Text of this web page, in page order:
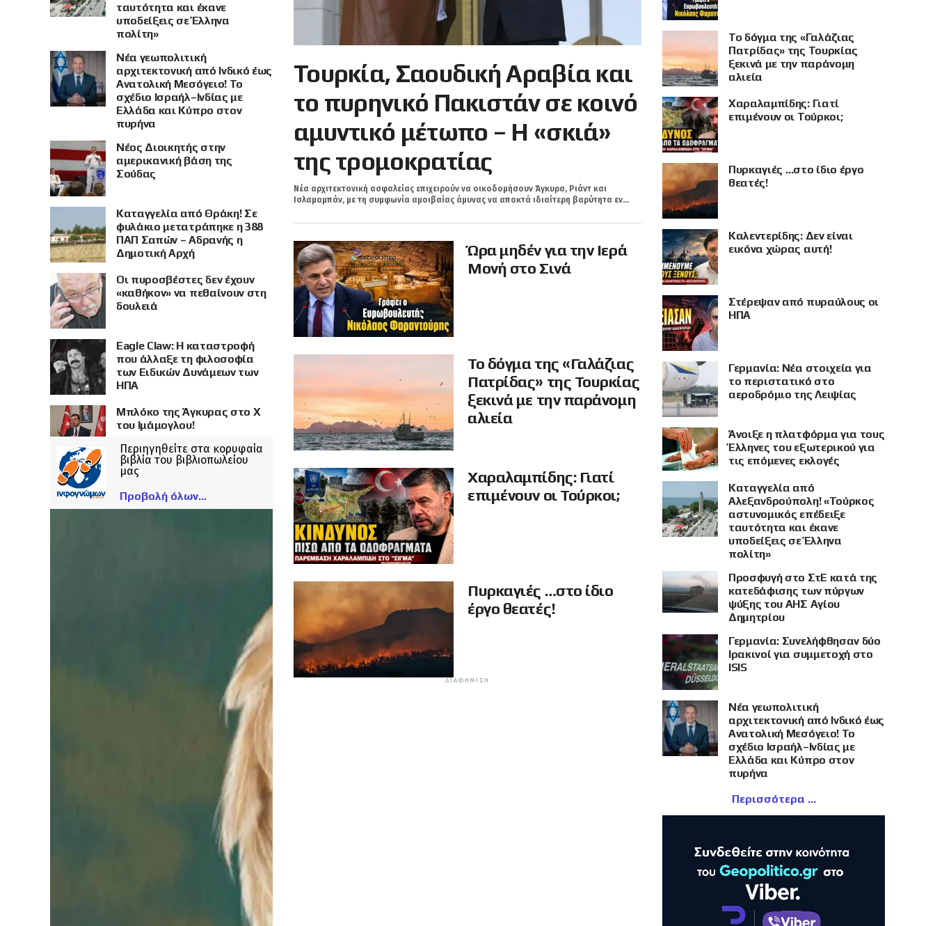
Τουρκία, Σαουδική Αραβία και
το πυρηνικό Πακιστάν σε κοινό
αμυντικό μέτωπο – Η «σκιά»
της τρομοκρατίας
Νέα αρχιτεκτονική ασφαλείας επιχειρούν να οικοδομήσουν Άγκυρα, Ριάντ και
Ισλαμαμπάν, με τη συμφωνία αμοιβαίας άμυνας να αποκτά ιδιαίτερη βαρύτητα εν...
Ώρα μηδέν για την Ιερά
Μονή στο Σινά
Το δόγμα της «Γαλάζιας
Πατρίδας» της Τουρκίας
ξεκινά με την παράνομη
αλιεία
Χαραλαμπίδης: Γιατί
επιμένουν οι Τούρκοι;
Πυρκαγιές …στο ίδιο
έργο θεατές!
ΔΙΑΦΉΜΙΣΗ
ταυτότητα και έκανε
υποδείξεις σε Έλληνα
πολίτη»
Νέα γεωπολιτική
αρχιτεκτονική από Ινδικό έως
Ανατολική Μεσόγειο! Το
σχέδιο Ισραήλ–Ινδίας με
Ελλάδα και Κύπρο στον
πυρήνα
Νέος Διοικητής στην
αμερικανική βάση της
Σούδας
Καταγγελία από Θράκη! Σε
φυλάκιο μετατράπηκε η 388
ΠΑΠ Σαπών – Αδρανής η
Δημοτική Αρχή
Οι πυροσβέστες δεν έχουν
«καθήκον» να πεθαίνουν στη
δουλειά
Eagle Claw: Η καταστροφή
που άλλαξε τη φιλοσοφία
των Ειδικών Δυνάμεων των
ΗΠΑ
Μπλόκο της Άγκυρας στο X
του Ιμάμογλου!
Περιηγηθείτε στα κορυφαία
βιβλία του βιβλιοπωλείου
μας
Προβολή όλων
Το δόγμα της «Γαλάζιας
Πατρίδας» της Τουρκίας
ξεκινά με την παράνομη
αλιεία
Χαραλαμπίδης: Γιατί
επιμένουν οι Τούρκοι;
Πυρκαγιές …στο ίδιο έργο
θεατές!
Καλεντερίδης: Δεν είναι
εικόνα χώρας αυτή!
Στέρεψαν από πυραύλους οι
ΗΠΑ
Γερμανία: Νέα στοιχεία για
το περιστατικό στο
αεροδρόμιο της Λειψίας
Άνοιξε η πλατφόρμα για τους
Έλληνες του εξωτερικού για
τις επόμενες εκλογές
Καταγγελία από
Αλεξανδρούπολη! «Τούρκος
αστυνομικός επέδειξε
ταυτότητα και έκανε
υποδείξεις σε Έλληνα
πολίτη»
Προσφυγή στο ΣτΕ κατά της
κατεδάφισης των πύργων
ψύξης του ΑΗΣ Αγίου
Δημητρίου
Γερμανία: Συνελήφθησαν δύο
Ιρακινοί για συμμετοχή στο
ISIS
Νέα γεωπολιτική
αρχιτεκτονική από Ινδικό έως
Ανατολική Μεσόγειο! Το
σχέδιο Ισραήλ–Ινδίας με
Ελλάδα και Κύπρο στον
πυρήνα
Περισσότερα